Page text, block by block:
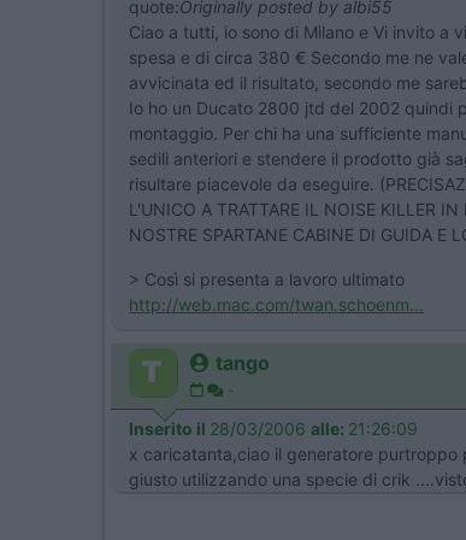
quote:Originally posted by albi55
Ciao a tutti, io sono di Milano e Vi invito a
spesa e di circa 380 € Secondo me ne
avvicinata ed il risultato, secondo me
Io ho un Ducato 2800 jtd del 2002 quindi
montaggio. Per chi ha una sufficiente
sedili anteriori e stendere il prodotto già
risultare piacevole da eseguire.
L'UNICO A TRATTARE IL NOISE KILLER
NOSTRE SPARTANE CABINE DI GUIDA E
> Così si presenta a lavoro ultimato
http://web.mac.com/twan.schoenm...
tango
-
Inserito il 28/03/2006 alle: 21:26:09
x caricatanta,ciao il generatore purtroppo
giusto utilizzando una specie di crik